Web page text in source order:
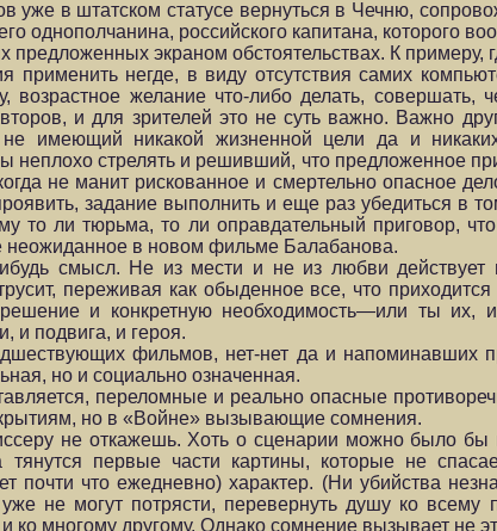
уже в штатском статусе вернуться в Чечню,
однополчанина, российского капитана, которого
предложенных экраном обстоятельствах. К примеру,
применить негде, в виду отсутствия самих
желание что-либо делать, совершать,
и для зрителей это не суть важно. Важно
имеющий никакой жизненной цели да и
неплохо стрелять и решивший, что предложенное
не манит рискованное и смертельно опасное
задание выполнить и еще раз убедиться в
то ли тюрьма, то ли оправдательный приговор,
неожиданное в новом фильме Балабанова.
смысл. Не из мести и не из любви действует
переживая как обыденное все, что
решение и конкретную необходимость—или ты
и подвига, и героя.
фильмов, нет-нет да и напоминавших
но и социально означенная.
переломные и реально опасные
но в «Войне» вызывающие сомнения.
не откажешь. Хоть о сценарии можно было бы
первые части картины, которые не
почти что ежедневно) характер. (Ни убийства
не могут потрясти, перевернуть душу ко всему
ко многому другому. Однако сомнение вызывает не